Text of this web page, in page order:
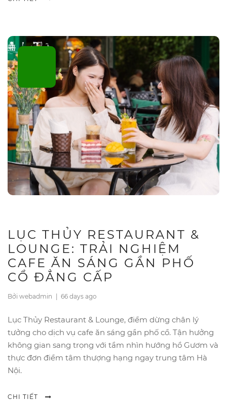
LỤC THỦY RESTAURANT &
LOUNGE: TRẢI NGHIỆM
CAFE ĂN SÁNG GẦN PHỐ
CỔ ĐẲNG CẤP
Bởi webadmin | 66 days ago
Lục Thủy Restaurant & Lounge, điểm dừng chân lý
tưởng cho dịch vụ cafe ăn sáng gần phố cổ. Tận hưởng
không gian sang trọng với tầm nhìn hướng hồ Gươm và
thực đơn điểm tâm thượng hạng ngay trung tâm Hà
Nội.
CHI TIẾT